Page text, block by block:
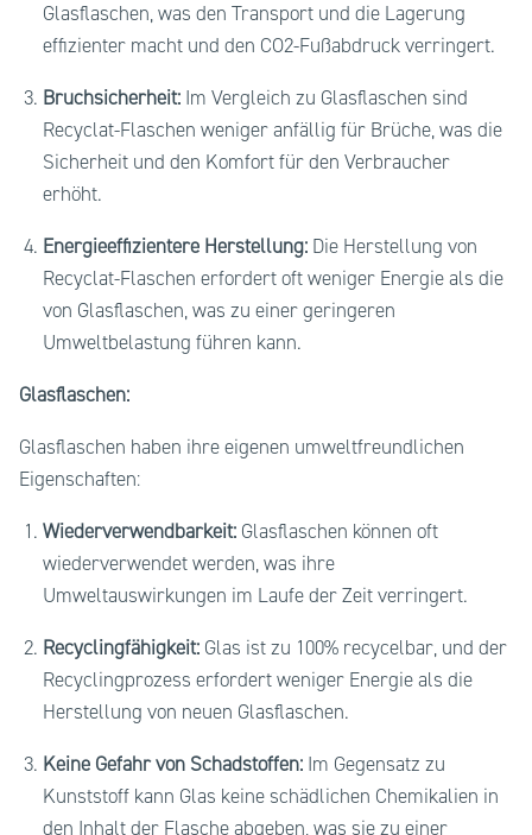
Glasflaschen, was den Transport und die Lagerung
effizienter macht und den CO2-Fußabdruck verringert.
Bruchsicherheit: Im Vergleich zu Glasflaschen sind
Recyclat-Flaschen weniger anfällig für Brüche, was die
Sicherheit und den Komfort für den Verbraucher
erhöht.
Energieeffizientere Herstellung: Die Herstellung von
Recyclat-Flaschen erfordert oft weniger Energie als die
von Glasflaschen, was zu einer geringeren
Umweltbelastung führen kann.
Glasflaschen:
Glasflaschen haben ihre eigenen umweltfreundlichen
Eigenschaften:
Wiederverwendbarkeit: Glasflaschen können oft
wiederverwendet werden, was ihre
Umweltauswirkungen im Laufe der Zeit verringert.
Recyclingfähigkeit: Glas ist zu 100% recycelbar, und der
Recyclingprozess erfordert weniger Energie als die
Herstellung von neuen Glasflaschen.
Keine Gefahr von Schadstoffen: Im Gegensatz zu
Kunststoff kann Glas keine schädlichen Chemikalien in
den Inhalt der Flasche abgeben, was sie zu einer